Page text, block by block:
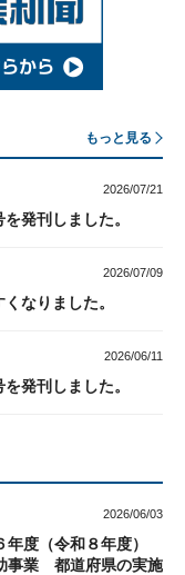
もっと見る
2026/07/21
発刊しました。
2026/07/09
なりました。
2026/06/11
発刊しました。
2026/06/03
年度（令和８年度）
事業 都道府県の実施